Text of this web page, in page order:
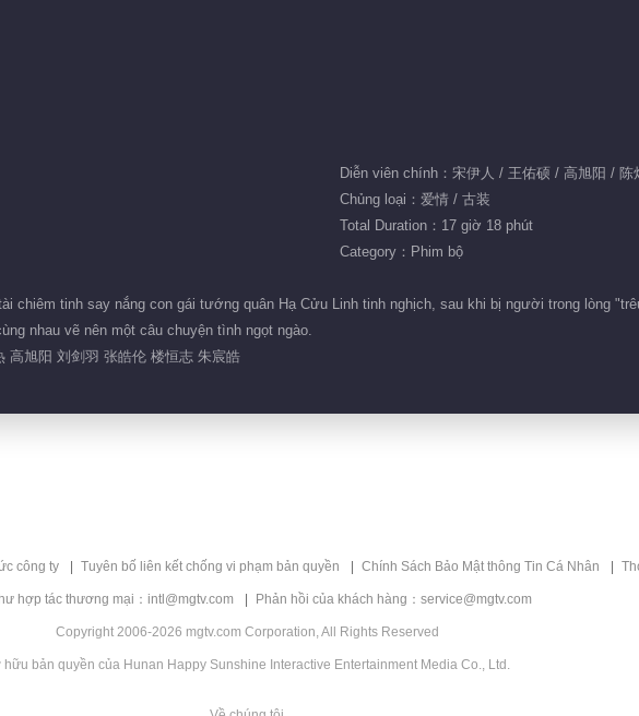
Diễn viên chính：宋伊人 / 王佑硕 / 高旭阳 /
Chủng loại：爱情 / 古装
Total Duration：17 giờ 18 phút
Category：Phim bộ
chiêm tinh say nắng con gái tướng quân Hạ Cửu Linh tinh nghịch, sau khi bị người trong lòng
nhau vẽ nên một câu chuyện tình ngọt ngào.
高旭阳 刘剑羽 张皓伦 楼恒志 朱宸皓
công ty Tuyên bố liên kết chống vi phạm bản quyền Chính Sách Bảo Mật thông Tin Cá Nhân
hợp tác thương mại：intl@mgtv.com Phản hồi của khách hàng：service@mgtv.com
Copyright 2006-2026 mgtv.com Corporation, All Rights Reserved
hữu bản quyền của Hunan Happy Sunshine Interactive Entertainment Media Co., Ltd.